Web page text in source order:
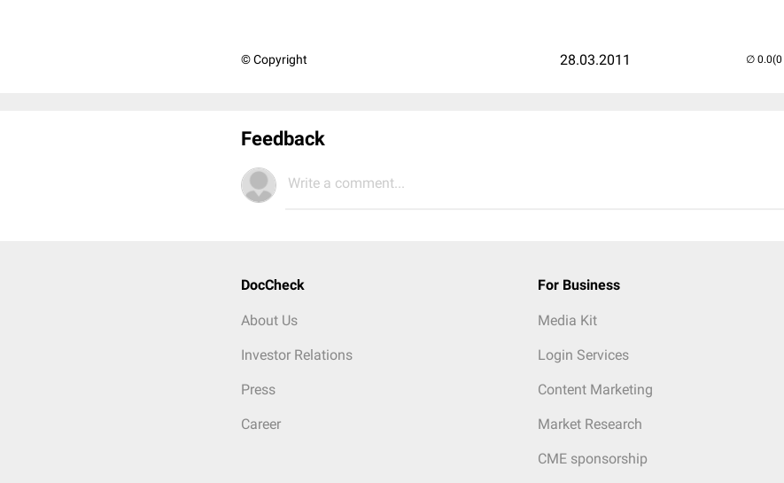
© Copyright 28.03.2011
Feedback
Write a comment...
DocCheck
About Us
Investor Relations
Press
Career
For Business
Media Kit
Login Services
Content Marketing
Market Research
CME sponsorship